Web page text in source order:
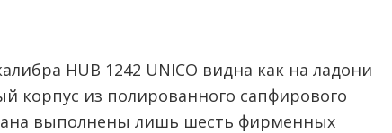
HUB 1242 UNICO видна как на ладони
корпус из полированного сапфирового
выполнены лишь шесть фирменных